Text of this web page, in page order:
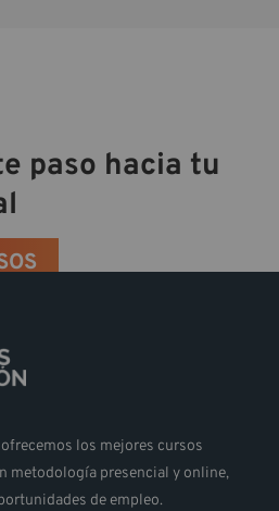
paso hacia tu
los mejores cursos
metodología presencial y online,
de empleo.